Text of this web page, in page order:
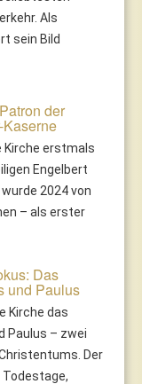
Als
sein Bild
der
Kirche erstmals
Engelbert
2024 von
– als erster
Das
und Paulus
Kirche das
Paulus – zwei
Der